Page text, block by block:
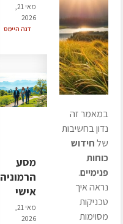
במאמר זה
נדון בחשיבות
שלחידוש
כוחות
פנימיים.
נראה איך
טכניקות
מסוימות
דנה היימס
2026
מסע
הרמוניה
אישי
2026